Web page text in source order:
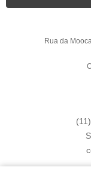
Rua da
(11)